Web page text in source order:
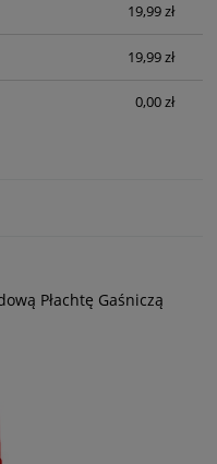
19,99 zł
19,99 zł
0,00 zł
Płachtę Gaśniczą